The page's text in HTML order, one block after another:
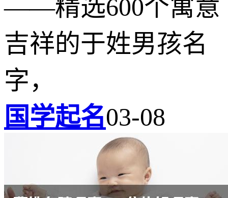
——精选600个寓意
吉祥的于姓男孩名
字，
国学起名03-08